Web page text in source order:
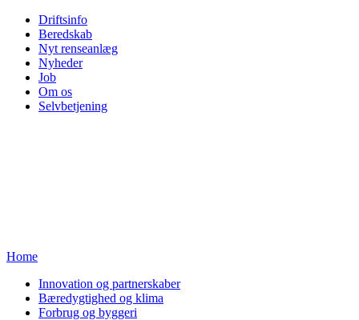
Driftsinfo
Beredskab
Nyt renseanlæg
Nyheder
Job
Om os
Selvbetjening
Home
Innovation og partnerskaber
Bæredygtighed og klima
Forbrug og byggeri